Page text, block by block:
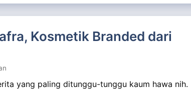
Kosmetik Branded dari
yang paling ditunggu-tunggu kaum hawa nih.